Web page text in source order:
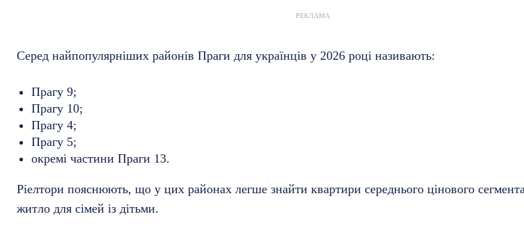
РЕКЛАМА
Серед найпопулярніших районів Праги для українців у 2026 році називають:
Прагу 9;
Прагу 10;
Прагу 4;
Прагу 5;
окремі частини Праги 13.
Ріелтори пояснюють, що у цих районах легше знайти квартири середнього цінового
житло для сімей із дітьми.